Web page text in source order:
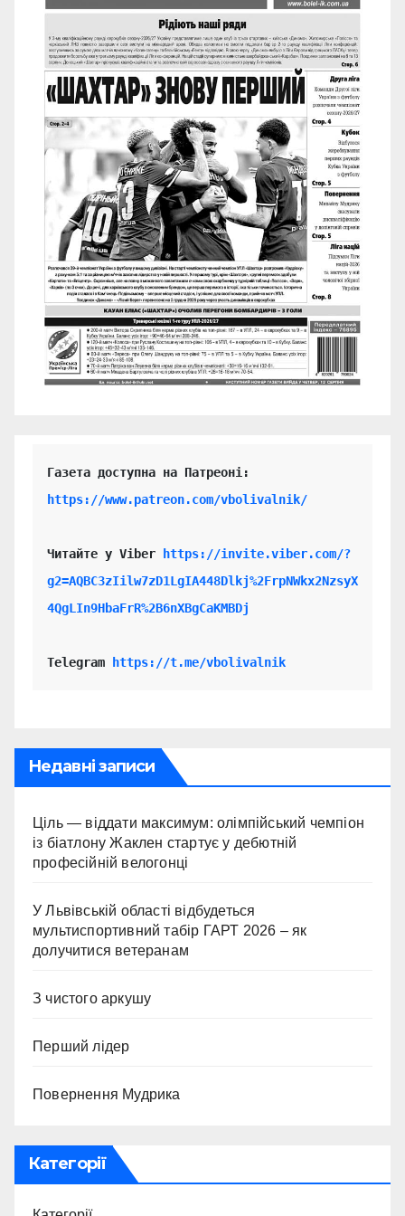
https://www.patreon.com/vbolivalnik/
Читайте у Viber
https://invite.viber.com/?
g2=AQBC3zIilw7zD1LgIA448Dlkj%2FrpNWkx2NzsyX
4QgLIn9HbaFrR%2B6nXBgCaKMBDj
Telegram https://t.me/vbolivalnik
Недавні записи
Ціль — віддати максимум: олімпійський чемпіон
із біатлону Жаклен стартує у дебютній
професійній велогонці
У Львівській області відбудеться
мультиспортивний табір ГАРТ 2026 – як
долучитися ветеранам
З чистого аркушу
Перший лідер
Повернення Мудрика
Категорії